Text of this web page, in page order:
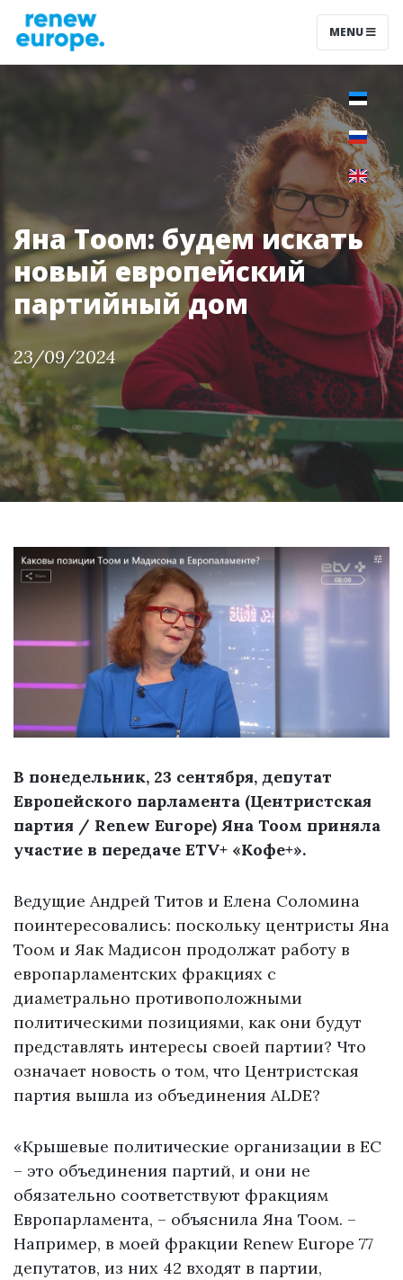
MENU
Яна Тоом: будем искать
новый европейский
партийный дом
23/09/2024
В понедельник, 23 сентября, депутат
Европейского парламента (Центристская
партия / Renew Europe) Яна Тоом приняла
участие в передаче ETV+ «Кофе+».
Ведущие Андрей Титов и Елена Соломина
поинтересовались: поскольку центристы Яна
Тоом и Яак Мадисон продолжат работу в
европарламентских фракциях с
диаметрально противоположными
политическими позициями, как они будут
представлять интересы своей партии? Что
означает новость о том, что Центристская
партия вышла из объединения ALDE?
«Крышевые политические организации в ЕС
– это объединения партий, и они не
обязательно соответствуют фракциям
Европарламента, – объяснила Яна Тоом. –
Например, в моей фракции Renew Europe 77
депутатов, из них 42 входят в партии,